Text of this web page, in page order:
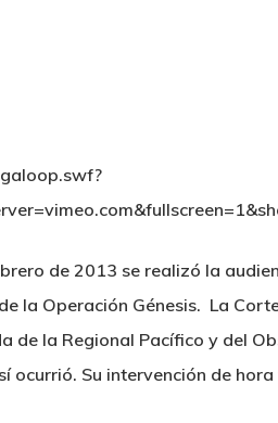
de 2013 se realizó la
la Operación Génesis. La
de la Regional Pacífico y del
ocurrió. Su intervención de